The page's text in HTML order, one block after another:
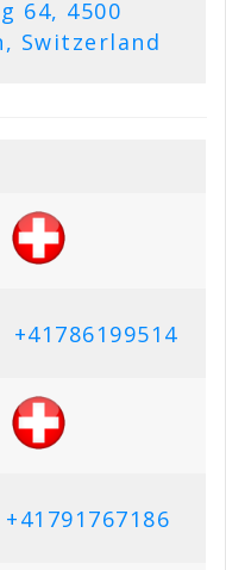
64, 4500
Switzerland
+41786199514
+41791767186